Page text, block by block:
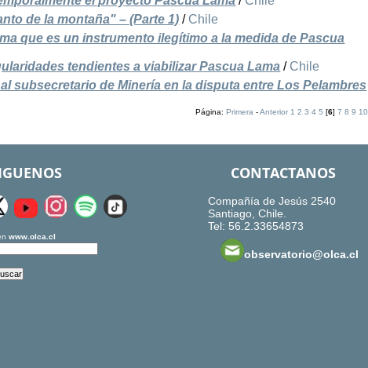
de la montaña" – (Parte 1) / Chile
que es un instrumento ilegítimo a la medida de Pascua
tendientes a viabilizar Pascua Lama / Chile
subsecretario de Minería en la disputa entre Los Pelambres
Página: Primera-Anterior 1 2 3 4 5 [6] 7 8 9 10
www.olca.cl
CONTACTANOS
Compañía de Jesús 2540
Santiago, Chile.
Tel: 56.2.33654873
observatorio@olca.cl